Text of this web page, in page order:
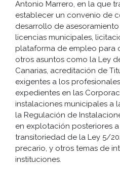
Antonio Marrero, en la que
establecer un convenio de
desarrollo de
licencias municipales,
plataforma de empleo para
otros asuntos como la Ley
Canarias, acreditación de
exigentes a los
expedientes en las
instalaciones municipales a
la Regulación de
en explotación posteriores
transitoriedad de la Ley 5/
precario, y otros temas de
instituciones.